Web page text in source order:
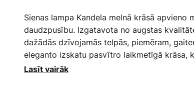
Sienas lampa Kandela melnā krāsā apvieno
daudzpusību. Izgatavota no augstas
dažādās dzīvojamās telpās, piemēram,
eleganto izskatu pasvītro laikmetīgā krāsa,
Lasīt vairāk